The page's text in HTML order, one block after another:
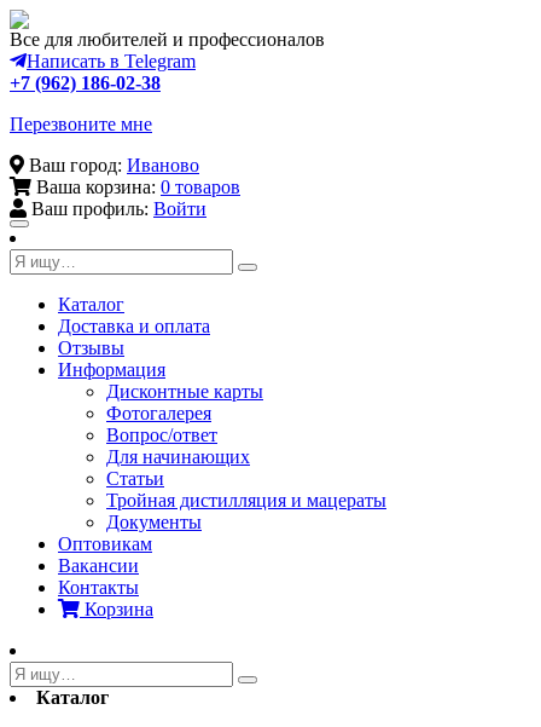
Все для любителей и профессионалов
Написать в Telegram
+7 (962) 186-02-38
Перезвоните мне
Ваш город: Иваново
Ваша корзина: 0 товаров
Ваш профиль: Войти
Toggle
navigation
Каталог
Доставка и оплата
Отзывы
Информация
Дисконтные карты
Фотогалерея
Вопрос/ответ
Для начинающих
Статьи
Тройная дистилляция и мацераты
Документы
Оптовикам
Вакансии
Контакты
Корзина
Каталог